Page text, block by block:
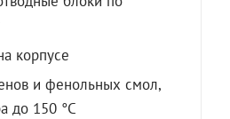
корпусе
и фенольных смол,
до 150 °C